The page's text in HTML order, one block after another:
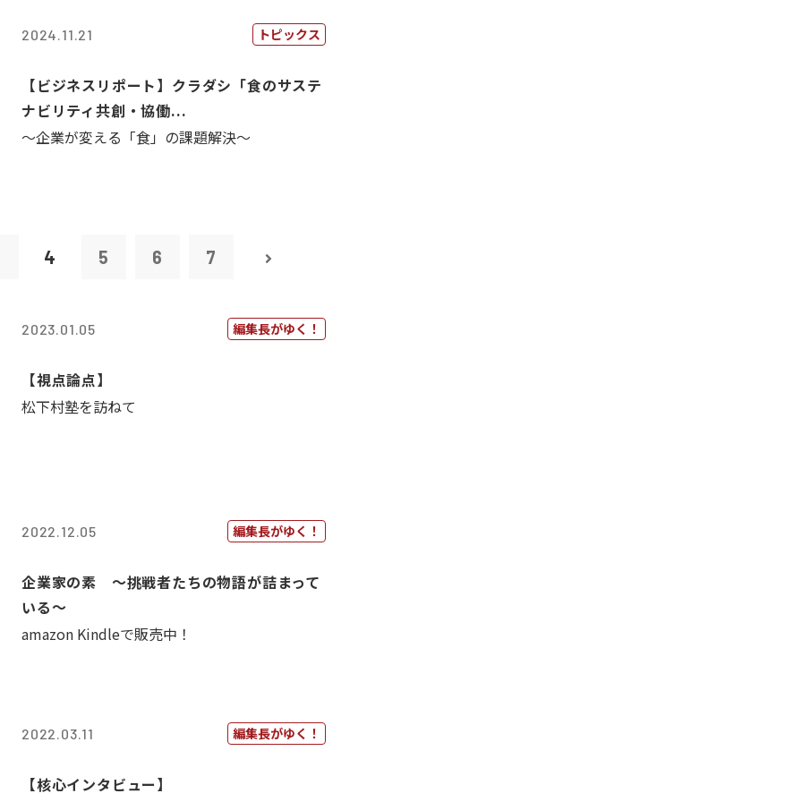
2024.11.21 トピックス
【ビジネスリポート】クラダシ「食のサステ
ナビリティ共創・協働...
～企業が変える「食」の課題解決～
4 5 6 7
2023.01.05 編集長がゆく！
【視点論点】
松下村塾を訪ねて
2022.12.05 編集長がゆく！
企業家の素 〜挑戦者たちの物語が詰まって
いる〜
amazon Kindleで販売中！
2022.03.11 編集長がゆく！
【核心インタビュー】